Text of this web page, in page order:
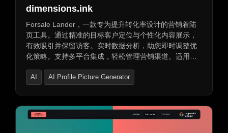
dimensions.ink
Forsale Lander，一款专为提升转化率设计的营销着陆
页工具。通过精准的目标客户定位与个性化内容展示，
有效吸引并保留访客。实时数据分析，助您即时调整优
化策略。支持多平台集成，轻松管理营销渠道。适用于
提供域名买卖、租赁及安全交易支付服务，交易支持全
AI
AI Profile Picture Generator